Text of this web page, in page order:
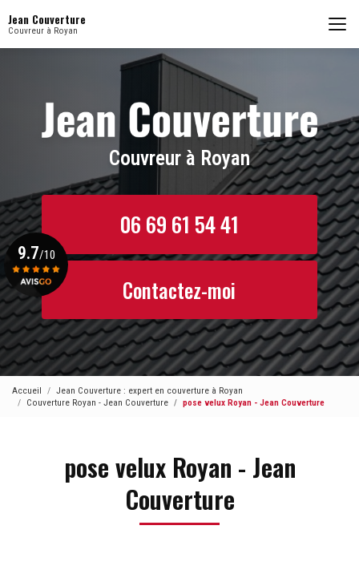
au
contenu
Jean Couverture
Couvreur à Royan
Couvreur à Royan
06 69 61 54 41
Contactez-moi
9.7/10
Voir le certificat
Accueil
Jean Couverture : expert en couverture à Royan
Couverture Royan - Jean Couverture
pose velux Royan - Jean Couverture
pose velux Royan - Jean
Couverture